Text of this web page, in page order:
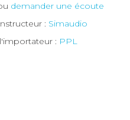
demander une écoute
: Simaudio
: PPL